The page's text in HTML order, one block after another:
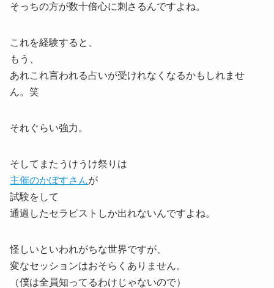
そっちの方が数十倍心に刺さるんですよね。
これを経験すると、
もう、
あれこれ言われる占いが受けれなくなるかもしれませ
ん。笑
それぐらい強力。
そしてまたうけうけ祭りは
主催のかぼすさんが
試験をして
通過したセラピストしか出れないんですよね。
怪しいといわれがちな世界ですが、
変なセッションはおそらくありません。
（僕は全員知ってるわけじゃないので）